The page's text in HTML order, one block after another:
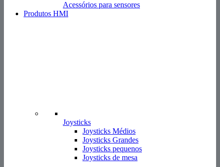
Acessórios para sensores
Produtos HMI
Joysticks
Joysticks Médios
Joysticks Grandes
Joysticks pequenos
Joysticks de mesa